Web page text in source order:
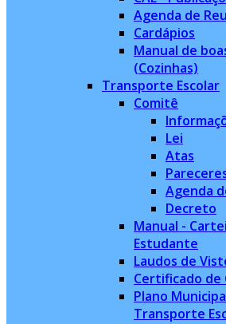
Agenda de
Cardápios
Manual de
(Cozinhas)
Transporte Escolar
Comitê
Lei
Atas
Agenda
Decreto
Manual -
Estudante
Laudos de
Certificado de
Plano
Transporte